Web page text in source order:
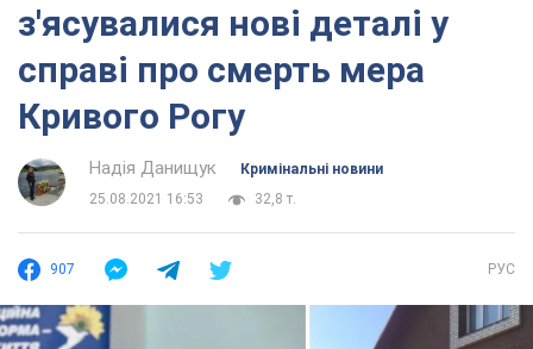
з'ясувалися нові деталі у
справі про смерть мера
Кривого Рогу
Надія Данищук
Кримінальні новини
25.08.2021 16:53
32,8 т.
907 РУС